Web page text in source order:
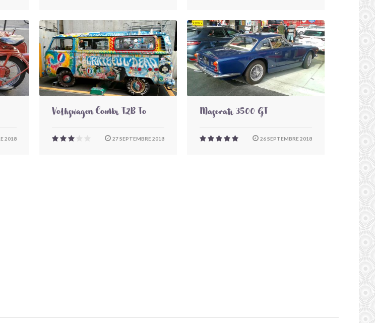
2018
Volkswagen Combi T2B To
27 SEPTEMBRE 2018
Maserati 3500 GT
26 SEPTEMBRE 2018